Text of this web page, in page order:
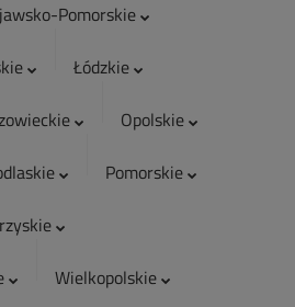
Pomorskie
Łódzkie
Opolskie
Pomorskie
Wielkopolskie